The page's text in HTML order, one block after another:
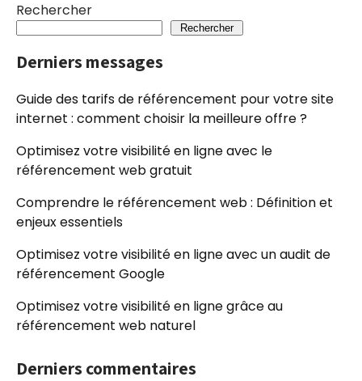
Rechercher
Rechercher
Derniers messages
Guide des tarifs de référencement pour votre site
internet : comment choisir la meilleure offre ?
Optimisez votre visibilité en ligne avec le
référencement web gratuit
Comprendre le référencement web : Définition et
enjeux essentiels
Optimisez votre visibilité en ligne avec un audit de
référencement Google
Optimisez votre visibilité en ligne grâce au
référencement web naturel
Derniers commentaires